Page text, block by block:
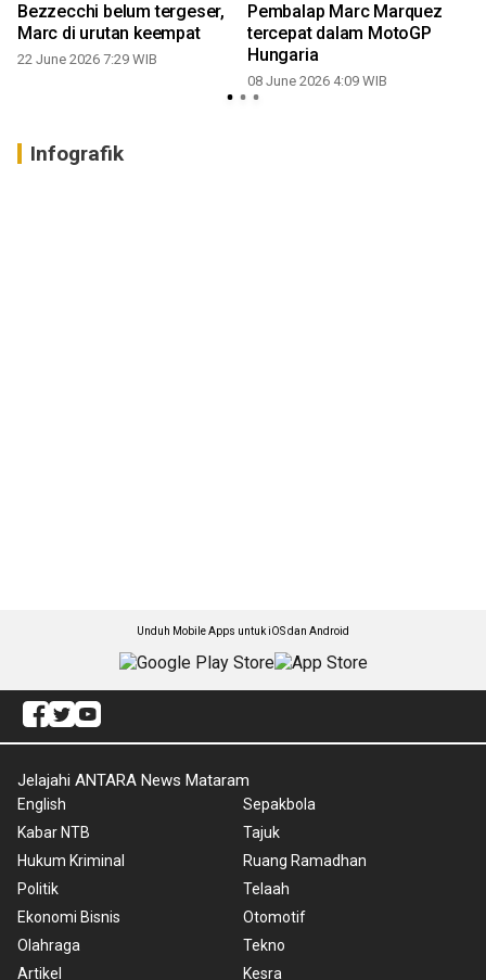
Bezzecchi belum tergeser,
Marc di urutan keempat
22 June 2026 7:29 WIB
Pembalap Marc Marquez
tercepat dalam MotoGP
Hungaria
08 June 2026 4:09 WIB
Infografik
Unduh Mobile Apps untuk iOS dan Android
Jelajahi ANTARA News Mataram
English
Kabar NTB
Hukum Kriminal
Politik
Ekonomi Bisnis
Olahraga
Artikel
Sepakbola
Tajuk
Ruang Ramadhan
Telaah
Otomotif
Tekno
Kesra